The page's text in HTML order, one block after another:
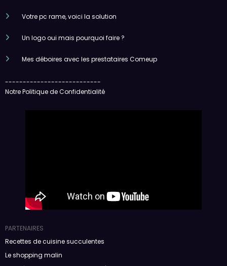
Votre pc rame, voici la solution
Un logo oui mais pourquoi faire ?
Mes déboires avec les prestataires Comeup
---------------------------
Notre Politique de Confidentialité
PARTENAIRES
Recettes de cuisine succulentes
Le shopping malin